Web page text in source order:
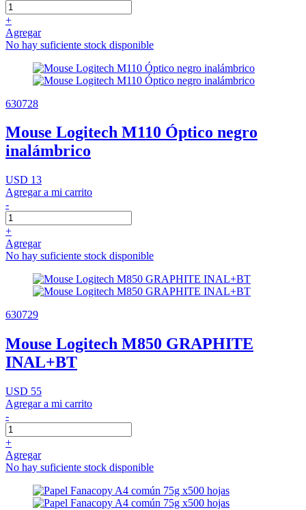
+
Agregar
No hay suficiente stock disponible
630728
Mouse Logitech M110 Óptico negro
inalámbrico
USD 13
Agregar a mi carrito
-
+
Agregar
No hay suficiente stock disponible
630729
Mouse Logitech M850 GRAPHITE
INAL+BT
USD 55
Agregar a mi carrito
-
+
Agregar
No hay suficiente stock disponible